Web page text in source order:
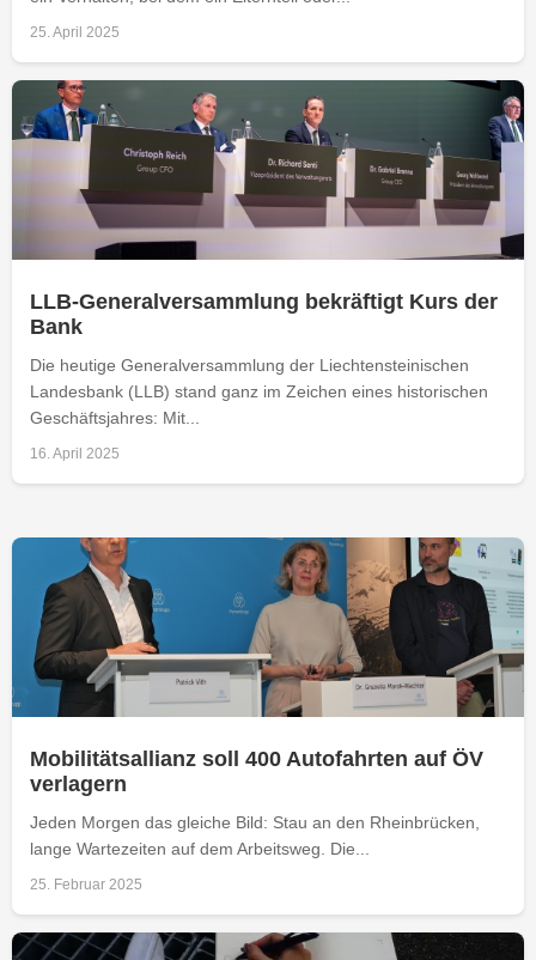
25. April 2025
LLB-Generalversammlung bekräftigt Kurs der
Bank
Die heutige Generalversammlung der Liechtensteinischen
Landesbank (LLB) stand ganz im Zeichen eines historischen
Geschäftsjahres: Mit...
16. April 2025
Mobilitätsallianz soll 400 Autofahrten auf ÖV
verlagern
Jeden Morgen das gleiche Bild: Stau an den Rheinbrücken,
lange Wartezeiten auf dem Arbeitsweg. Die...
25. Februar 2025